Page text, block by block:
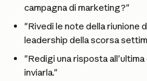
campagna di marketing?"
"Rivedi le note della riunione
leadership della scorsa
"Redigi una risposta
inviarla."